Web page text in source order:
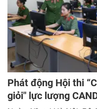
Phát động Hội thi
giỏi" lực lượng